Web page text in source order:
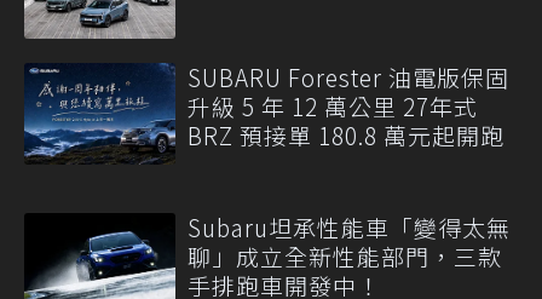
SUBARU Forester 油電版保固
升級 5 年 12 萬公里 27年式
BRZ 預接單 180.8 萬元起開跑
Subaru坦承性能車「變得太無
聊」成立全新性能部門，三款
手排跑車開發中！